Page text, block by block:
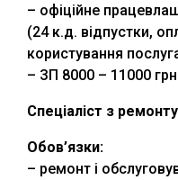
– офіційне
(24 к.д. відпустки,
користування
– ЗП 8000 – 11000
Спеціаліст з
Обов’язки:
– ремонт і